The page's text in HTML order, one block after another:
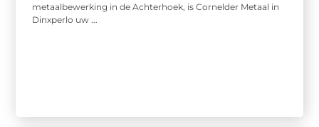
metaalbewerking in de Achterhoek, is Cornelder Metaal in
Dinxperlo uw ...